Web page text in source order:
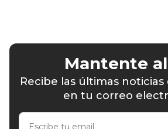
Mantente
Recibe las últimas
en tu correo
Escribe